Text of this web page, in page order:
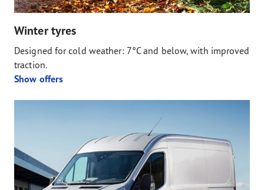
Winter tyres
Designed for cold weather: 7°C and below, with improved
traction.
Show offers